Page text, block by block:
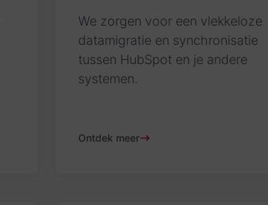
We zorgen voor een vlekkeloze
datamigratie en synchronisatie
tussen HubSpot en je andere
systemen.
Ontdek meer